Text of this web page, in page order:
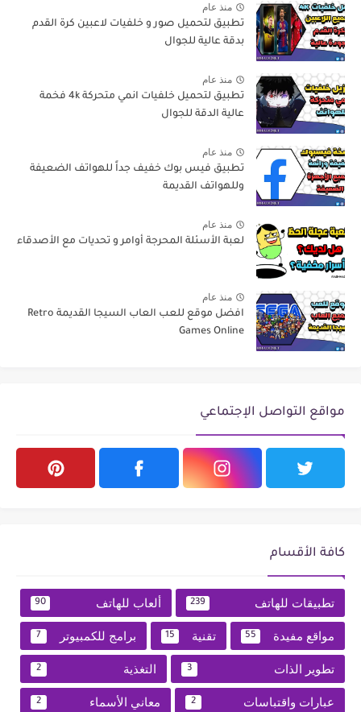
منذ عام
تطبيق لتحميل صور و خلفيات لاعبين كرة القدم
بدقة عالية للجوال
منذ عام
تطبيق لتحميل خلفيات انمي متحركة 4k فخمة
عالية الدقة للجوال
منذ عام
تطبيق فيس بوك خفيف جداً للهواتف الضعيفة
وللهواتف القديمة
منذ عام
لعبة الأسئلة المحرجة أوامر و تحديات مع الأصدقاء
منذ عام
افضل موقع للعب العاب السيجا القديمة Retro
Games Online
مواقع التواصل الإجتماعي
كافة الأقسام
تطبيقات للهاتف 239 ألعاب للهاتف 90
مواقع مفيدة 55 تقنية 15 برامج للكمبيوتر 7
تطوير الذات 3 التغذية 2
عبارات واقتباسات 2 معاني الأسماء 2